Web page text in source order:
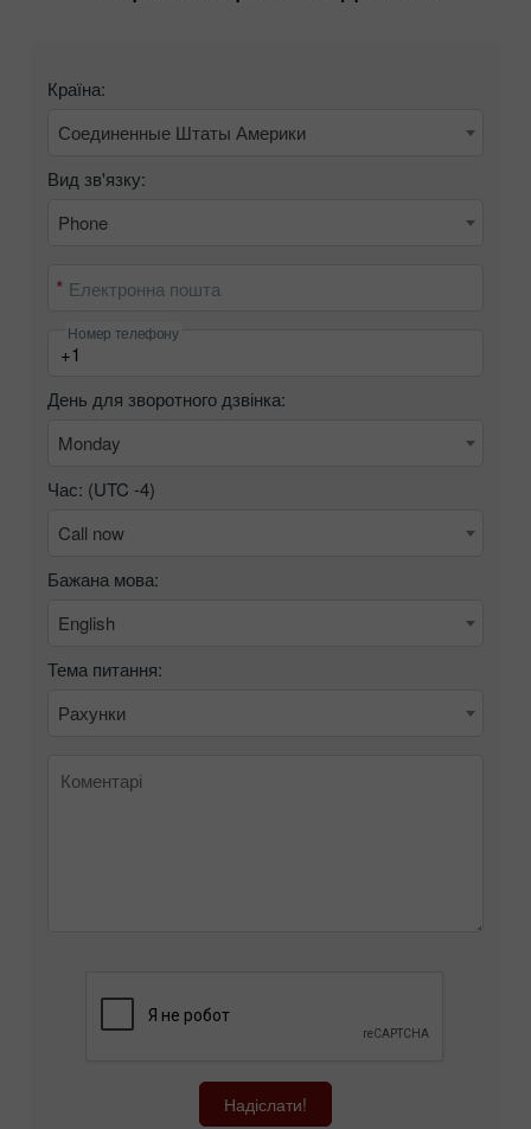
Країна:
Соединенные Штаты Америки
Вид зв'язку:
Phone
Електронна пошта
Номер телефону
День для зворотного дзвінка:
Monday
Час: (UTC -4)
Call now
Бажана мова:
English
Тема питання:
Рахунки
Надіслати!